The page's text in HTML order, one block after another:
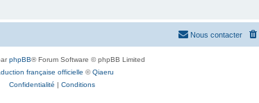
Nous contacter
phpBB® Forum Software © phpBB Limited
française officielle ©Qiaeru
Confidentialité | Conditions